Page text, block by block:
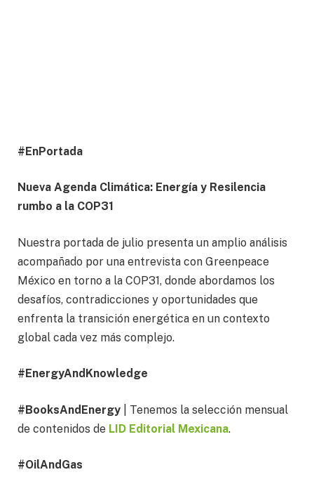
#EnPortada
Nueva Agenda Climática: Energía y Resilencia
rumbo a la COP31
Nuestra portada de julio presenta un amplio análisis
acompañado por una entrevista con Greenpeace
México en torno a la COP31, donde abordamos los
desafíos, contradicciones y oportunidades que
enfrenta la transición energética en un contexto
global cada vez más complejo.
#EnergyAndKnowledge
#BooksAndEnergy | Tenemos la selección mensual
de contenidos de LID Editorial Mexicana.
#OilAndGas